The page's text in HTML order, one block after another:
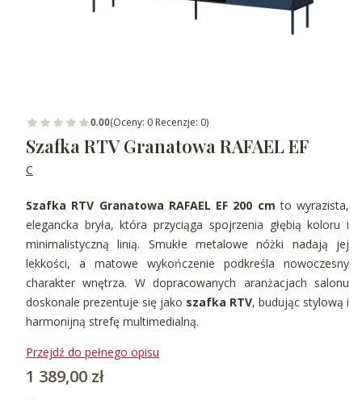
0.00(Oceny: 0 Recenzje: 0)
Szafka RTV Granatowa RAFAEL EF
C
Szafka RTV Granatowa RAFAEL EF 200 cm to wyrazista,
elegancka bryła, która przyciąga spojrzenia głębią koloru i
minimalistyczną linią. Smukłe metalowe nóżki nadają jej
lekkości, a matowe wykończenie podkreśla nowoczesny
charakter wnętrza. W dopracowanych aranżacjach salonu
doskonale prezentuje się jako szafka RTV, budując stylową i
harmonijną strefę multimedialną.
Przejdź do pełnego opisu
Cena
1 389,00 zł